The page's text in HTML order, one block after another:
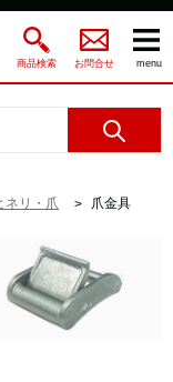
商品検索 お問合せ menu
ネリ・爪 爪金具